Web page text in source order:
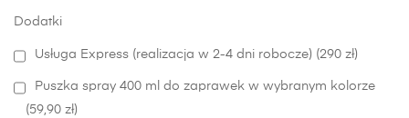
Dodatki
Usługa Express (realizacja w 2-4 dni robocze) (290 zł)
Puszka spray 400 ml do zaprawek w wybranym kolorze
(59,90 zł)